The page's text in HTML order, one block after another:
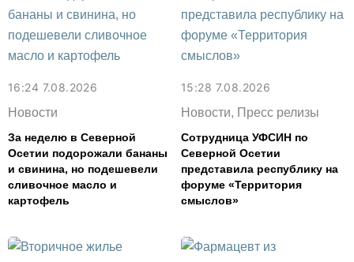
16:24 7.08.2026
Новости
За неделю в Северной
Осетии подорожали бананы
и свинина, но подешевели
сливочное масло и
картофель
15:28 7.08.2026
Новости, Пресс релизы
Сотрудница УФСИН по
Северной Осетии
представила республику на
форуме «Территория
смыслов»